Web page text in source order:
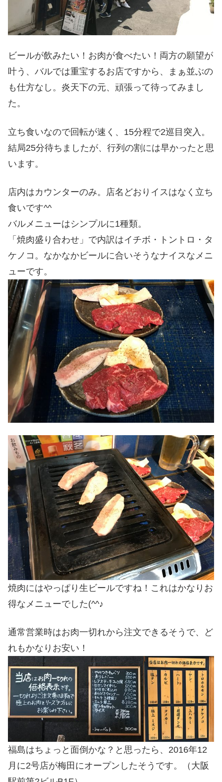
ビールが飲みたい！お肉が食べたい！両方の願望が
叶う、バルでは重宝するお店ですから、まぁ並ぶの
も仕方なし。炎天下の元、頑張って待ってみまし
た。
立ち食いなので回転が速く、15分程で2巡目突入。
結局25分待ちましたが、行列の割には早かったと思
います。
店内はカウンターのみ。店名どおりイスはなく立ち
食いです^^
バルメニューはシンプルに1種類。
「焼肉盛り合わせ」で内訳はイチボ・トントロ・タ
ケノコ。なかなかビールに合いそうなナイスなメニ
ューです。
焼肉にはやっぱり生ビールですね！これはかなりお
得なメニューでした(^^♪
通常営業時はお肉一切れから注文できるそうで、ど
れもかなりお安い！
福島はちょっと面倒かな？と思ったら、2016年12
月に2号店が梅田にオープンしたそうです。（大阪